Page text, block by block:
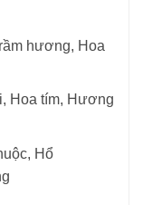
hương, Hoa
Hoa tím, Hương
Hổ